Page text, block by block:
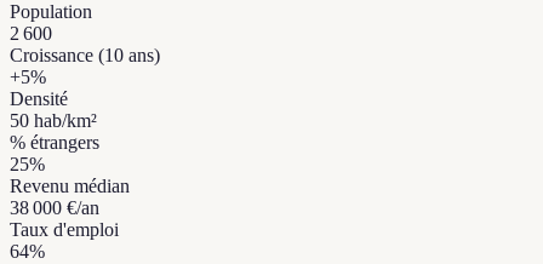
Population
2 600
Croissance (10 ans)
+5%
Densité
50 hab/km²
% étrangers
25%
Revenu médian
38 000 €/an
Taux d'emploi
64%